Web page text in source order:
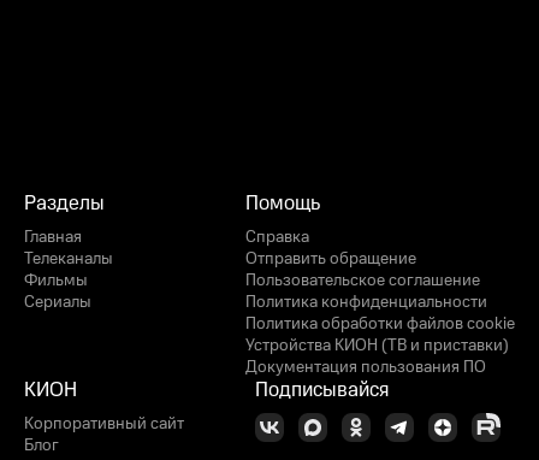
Разделы
Главная
Телеканалы
Фильмы
Сериалы
Помощь
Справка
Отправить обращение
Пользовательское соглашение
Политика конфиденциальности
Политика обработки файлов cookie
Устройства КИОН (ТВ и приставки)
Документация пользования ПО
КИОН
Корпоративный сайт
Блог
Подписывайся